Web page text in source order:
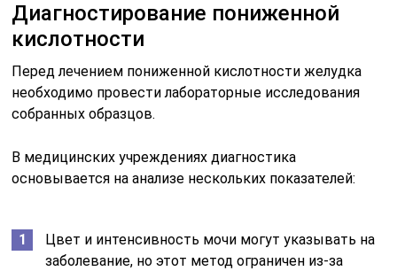
Диагностирование пониженной
кислотности
Перед лечением пониженной кислотности желудка
необходимо провести лабораторные исследования
собранных образцов.
В медицинских учреждениях диагностика
основывается на анализе нескольких показателей:
Цвет и интенсивность мочи могут указывать на
заболевание, но этот метод ограничен из-за